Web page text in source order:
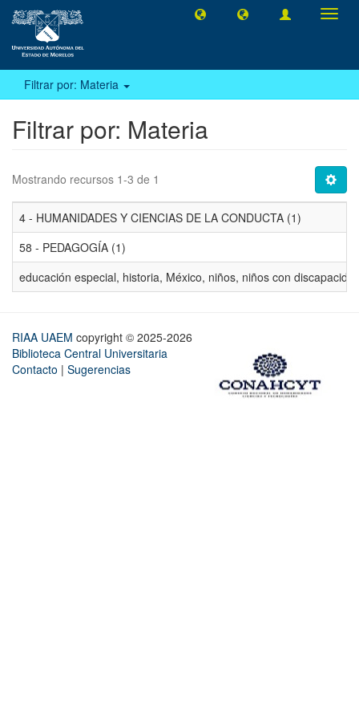
Filtrar por: Materia
Filtrar por: Materia
Mostrando recursos 1-3 de 1
4 - HUMANIDADES Y CIENCIAS DE LA CONDUCTA (1)
58 - PEDAGOGÍA (1)
educación especial, historia, México, niños, niños con
RIAA UAEM copyright © 2025-2026
Biblioteca Central Universitaria
Contacto | Sugerencias